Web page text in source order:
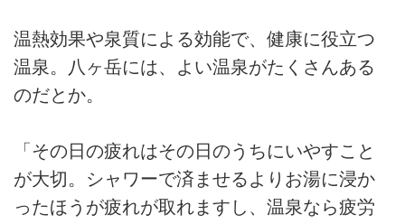
温熱効果や泉質による効能で、健康に役立つ
温泉。八ヶ岳には、よい温泉がたくさんある
のだとか。
「その日の疲れはその日のうちにいやすこと
が大切。シャワーで済ませるよりお湯に浸か
ったほうが疲れが取れますし、温泉なら疲労